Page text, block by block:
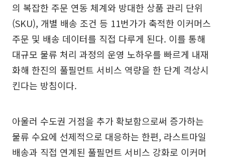
의 복잡한 주문 연동 체계와 방대한 상품 관리 단위
(SKU), 개별 배송 조건 등 11번가가 축적한 이커머스
주문 및 배송 데이터를 직접 다루게 된다. 이를 통해
대규모 물류 처리 과정의 운영 노하우를 빠르게 내재
화해 한진의 풀필먼트 서비스 역량을 한 단계 격상시
킨다는 방침이다.
아울러 수도권 거점을 추가 확보함으로써 증가하는
물류 수요에 선제적으로 대응하는 한편, 라스트마일
배송과 직접 연계된 풀필먼트 서비스 강화로 이커머